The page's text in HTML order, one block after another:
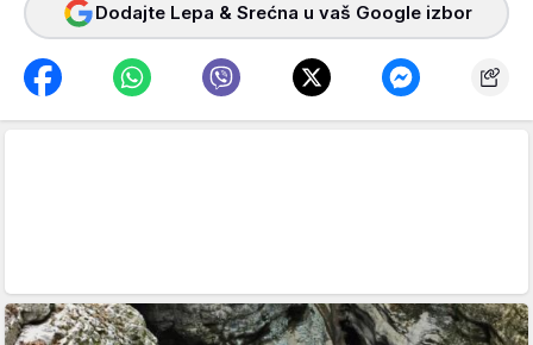
Dodajte Lepa & Srećna u vaš Google izbor